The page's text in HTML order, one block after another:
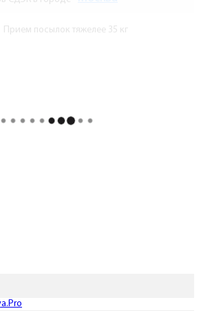
Прием посылок тяжелее 35 кг